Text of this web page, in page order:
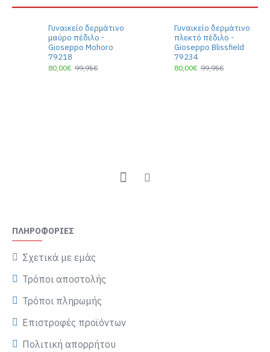
Γυναικείο δερμάτινο
μαύρο πέδιλο -
Gioseppo Mohoro
79218
80,00€ 99,95€
Γυναικείο δερμάτινο
πλεκτό πέδιλο -
Gioseppo Blissfield
79234
80,00€ 99,95€
ΠΛΗΡΟΦΟΡΊΕΣ
Σχετικά με εμάς
Τρόποι αποστολής
Τρόποι πληρωμής
Επιστροφές προϊόντων
Πολιτική απορρήτου